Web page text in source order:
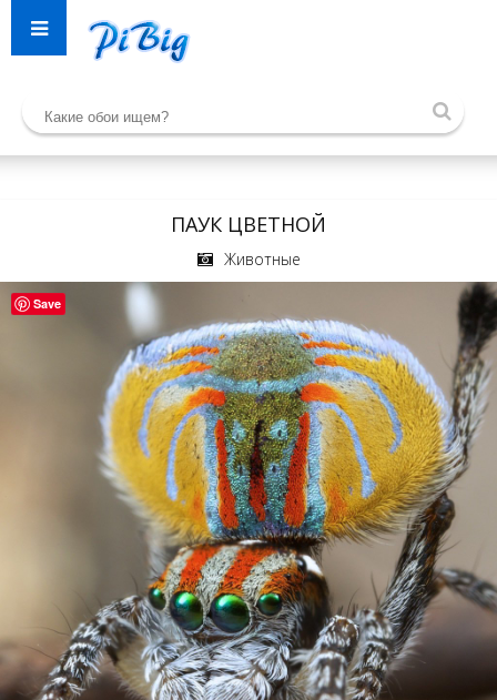
ПАУК ЦВЕТНОЙ
Животные
Save